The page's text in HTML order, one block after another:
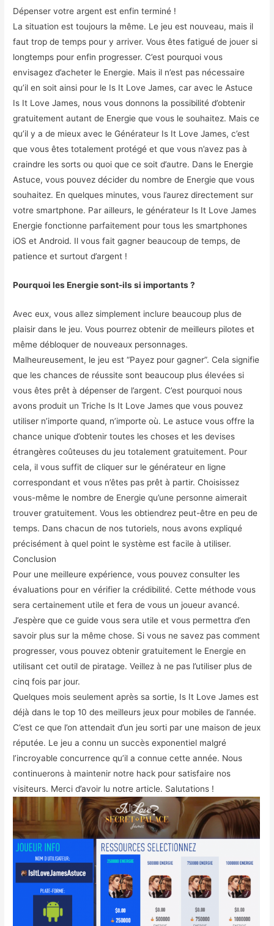
Dépenser votre argent est enfin terminé !
La situation est toujours la même. Le jeu est nouveau, mais il
faut trop de temps pour y arriver. Vous êtes fatigué de jouer si
longtemps pour enfin progresser. C’est pourquoi vous
envisagez d’acheter le Energie. Mais il n’est pas nécessaire
qu’il en soit ainsi pour le Is It Love James, car avec le Astuce
Is It Love James, nous vous donnons la possibilité d’obtenir
gratuitement autant de Energie que vous le souhaitez. Mais ce
qu’il y a de mieux avec le Générateur Is It Love James, c’est
que vous êtes totalement protégé et que vous n’avez pas à
craindre les sorts ou quoi que ce soit d’autre. Dans le Energie
Astuce, vous pouvez décider du nombre de Energie que vous
souhaitez. En quelques minutes, vous l’aurez directement sur
votre smartphone. Par ailleurs, le générateur Is It Love James
Energie fonctionne parfaitement pour tous les smartphones
iOS et Android. Il vous fait gagner beaucoup de temps, de
patience et surtout d’argent !
Pourquoi les Energie sont-ils si importants ?
Avec eux, vous allez simplement inclure beaucoup plus de
plaisir dans le jeu. Vous pourrez obtenir de meilleurs pilotes et
même débloquer de nouveaux personnages.
Malheureusement, le jeu est “Payez pour gagner”. Cela signifie
que les chances de réussite sont beaucoup plus élevées si
vous êtes prêt à dépenser de l’argent. C’est pourquoi nous
avons produit un Triche Is It Love James que vous pouvez
utiliser n’importe quand, n’importe où. Le astuce vous offre la
chance unique d’obtenir toutes les choses et les devises
étrangères coûteuses du jeu totalement gratuitement. Pour
cela, il vous suffit de cliquer sur le générateur en ligne
correspondant et vous n’êtes pas prêt à partir. Choisissez
vous-même le nombre de Energie qu’une personne aimerait
trouver gratuitement. Vous les obtiendrez peut-être en peu de
temps. Dans chacun de nos tutoriels, nous avons expliqué
précisément à quel point le système est facile à utiliser.
Conclusion
Pour une meilleure expérience, vous pouvez consulter les
évaluations pour en vérifier la crédibilité. Cette méthode vous
sera certainement utile et fera de vous un joueur avancé.
J’espère que ce guide vous sera utile et vous permettra d’en
savoir plus sur la même chose. Si vous ne savez pas comment
progresser, vous pouvez obtenir gratuitement le Energie en
utilisant cet outil de piratage. Veillez à ne pas l’utiliser plus de
cinq fois par jour.
Quelques mois seulement après sa sortie, Is It Love James est
déjà dans le top 10 des meilleurs jeux pour mobiles de l’année.
C’est ce que l’on attendait d’un jeu sorti par une maison de jeux
réputée. Le jeu a connu un succès exponentiel malgré
l’incroyable concurrence qu’il a connue cette année. Nous
continuerons à maintenir notre hack pour satisfaire nos
visiteurs. Merci d’avoir lu notre article. Salutations !